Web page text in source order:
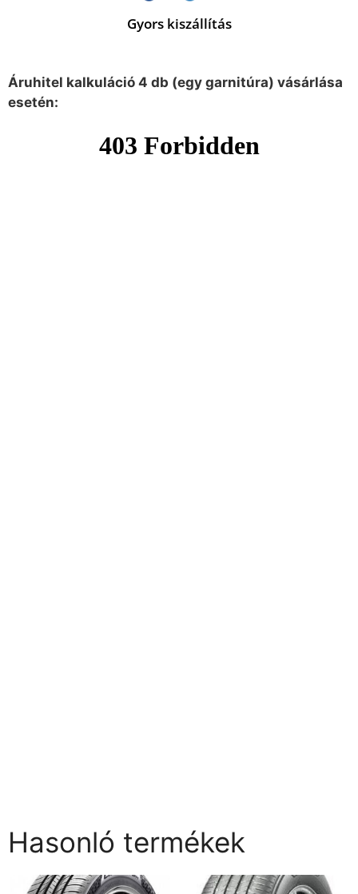
Gyors kiszállítás
Áruhitel kalkuláció 4 db (egy garnitúra) vásárlása
esetén:
Hasonló termékek